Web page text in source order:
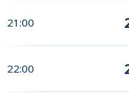
21:00
22:00